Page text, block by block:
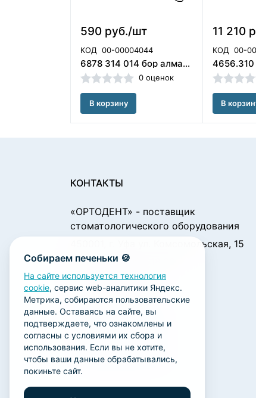
590 руб./шт
КОД 00-00004044
6878 314 014 бор алмазный турбинный Komet (Германия)
0 оценок
В корзину
11 210
КОД 00-
В
Собираем печеньки 🍪
На сайте используется технология
cookie, сервис web-аналитики Яндекс.
Метрика, собираются пользовательские
данные. Оставаясь на сайте, вы
подтверждаете, что ознакомлены и
согласны с условиями их сбора и
использования. Если вы не хотите,
чтобы ваши данные обрабатывались,
покиньте сайт.
КОНТАКТЫ
«ОРТОДЕНТ» - поставщик
стоматологического оборудования
450001, г. Уфа ул. Комсомольская, 15
Пн. - Чт.: 09:00 - 18:00
Пт.: 09:00 - 17:00
Сб., Вс.: выходной
ortodent@yandex.ru
+7 (347) 212-00-15
+7 (347) 212-01-15
+7 (347) 223-21-12